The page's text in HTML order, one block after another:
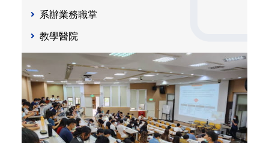
系辦業務職掌
教學醫院